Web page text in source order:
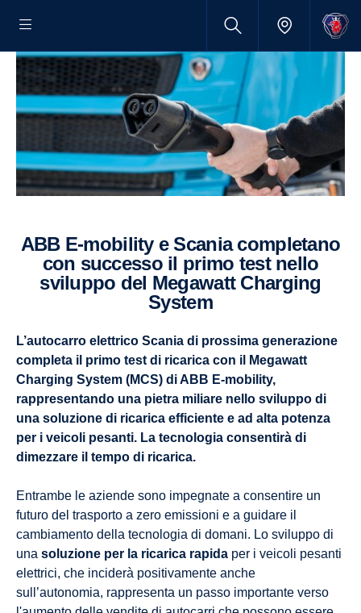
ABB E-mobility e Scania completano
con successo il primo test nello
sviluppo del Megawatt Charging
System
L’autocarro elettrico Scania di prossima generazione
completa il primo test di ricarica con il Megawatt
Charging System (MCS) di ABB E-mobility,
rappresentando una pietra miliare nello sviluppo di
una soluzione di ricarica efficiente e ad alta potenza
per i veicoli pesanti. La tecnologia consentirà di
dimezzare il tempo di ricarica.
Entrambe le aziende sono impegnate a consentire un
futuro del trasporto a zero emissioni e a guidare il
cambiamento della tecnologia di domani. Lo sviluppo di
una soluzione per la ricarica rapida per i veicoli pesanti
elettrici, che inciderà positivamente anche
sull’autonomia, rappresenta un passo importante verso